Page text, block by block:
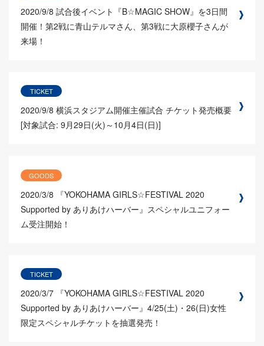
2020/9/8 試合後イベント『B☆MAGIC SHOW』を3日間
開催！第2戦に青山テルマさん、第3戦に大原櫻子さんが
来場！
TICKET
2020/9/8 横浜スタジアム開催主催試合 チケット発売概要
[対象試合: 9月29日(火)～10月4日(日)]
GOODS
2020/3/8
『YOKOHAMA GIRLS☆FESTIVAL 2020
Supported by ありあけハーバー』スペシャルユニフォー
ム受注開始！
TICKET
2020/3/7 『YOKOHAMA GIRLS☆FESTIVAL 2020
Supported by ありあけハーバー』4/25(土)・26(日)女性
限定スペシャルチケットを抽選発売！